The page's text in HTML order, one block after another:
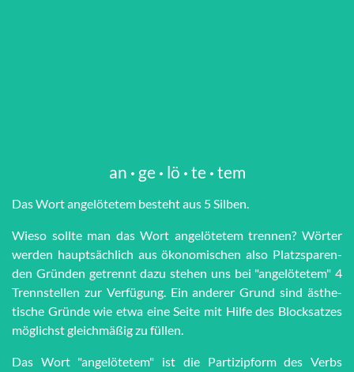
an · ge · lö · te · tem
Das Wort an­ge­lö­te­tem besteht aus 5 Silben.
Wieso sollte man das Wort an­ge­lö­te­tem trennen? Wörter
werden haupt­sächlich aus öko­no­mi­schen also Platz­spar­en­
den Grün­den getrennt dazu stehen uns bei "an­ge­lö­te­tem" 4
Trenn­stel­len zur Ver­fü­gung. Ein anderer Grund sind äs­the­
tische Grün­de wie et­wa eine Seite mit Hilfe des Block­satzes
möglichst gleich­mä­ßig zu füllen.
Das Wort "angelötetem" ist die Partizipform des Verbs